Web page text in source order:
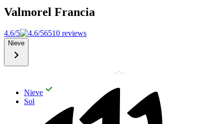
Valmorel Francia
4.6/5 6510 reviews
Nieve
Nieve
Sol